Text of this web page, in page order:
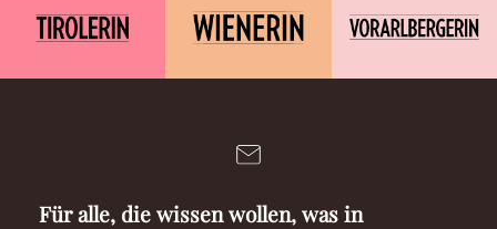
Für alle, die wissen wollen, was in